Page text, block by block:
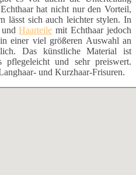
hat nicht nur den Vorteil,
lässt sich auch leichter stylen. In
undHaarteile mit Echthaar jedoch
einer viel größeren Auswahl an
Das künstliche Material ist
pflegeleicht und sehr preiswert.
und Kurzhaar-Frisuren.